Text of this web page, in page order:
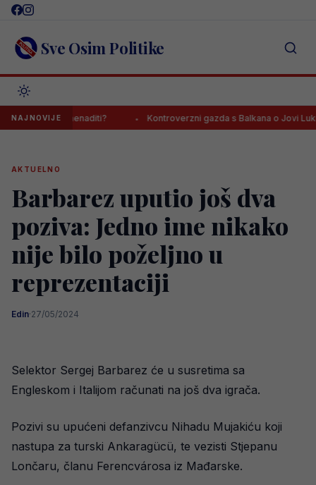
Skip
content Sve Osim Politike
NAJNOVIJE
iznenaditi? Kontroverzni gazda s Balkana o Jovi Lukiću:
AKTUELNO
Barbarez uputio još dva
poziva: Jedno ime nikako
nije bilo poželjno u
reprezentaciji
Edin·27/05/2024
Selektor Sergej Barbarez će u susretima sa
Engleskom i Italijom računati na još dva igrača.
Pozivi su upućeni defanzivcu Nihadu Mujakiću koji
nastupa za turski Ankaragücü, te vezisti Stjepanu
Lončaru, članu Ferencvárosa iz Mađarske.